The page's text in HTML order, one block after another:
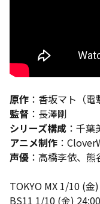
原作 ：香坂マト（電
監督 ：長澤剛
シリーズ構成 ：千葉
アニメ制作 ：
声優 ：高橋李依、
TOKYO MX 1/10 (金
BS11 1/10 (金) 24:00